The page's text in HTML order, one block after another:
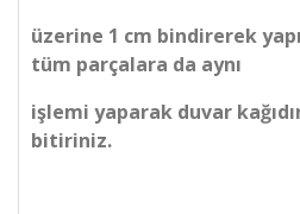
üzerine 1 cm bindirerek
tüm parçalara da aynı
işlemi yaparak duvar
bitiriniz.